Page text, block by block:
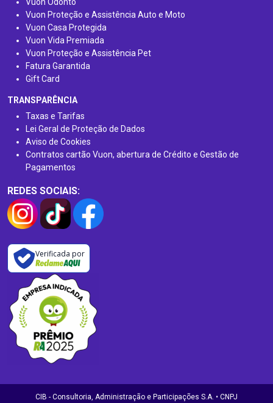
Vuon Odonto
Vuon Proteção e Assistência Auto e Moto
Vuon Casa Protegida
Vuon Vida Premiada
Vuon Proteção e Assistência Pet
Fatura Garantida
Gift Card
TRANSPARÊNCIA
Taxas e Tarifas
Lei Geral de Proteção de Dados
Aviso de Cookies
Contratos cartão Vuon, abertura de Crédito e Gestão de
Pagamentos
REDES SOCIAIS:
Verificada por
CIB - Consultoria, Administração e Participações S.A. • CNPJ